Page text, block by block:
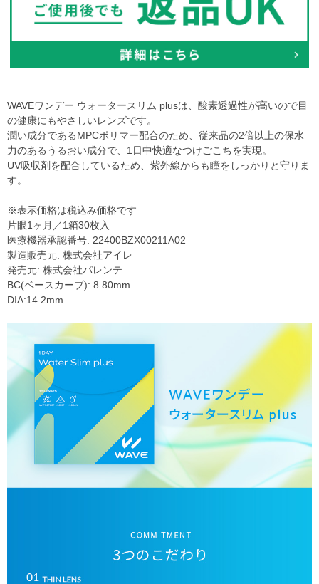
WAVEワンデー ウォータースリム plusは、酸素透過性が高いので目
の健康にもやさしいレンズです。
潤い成分であるMPCポリマー配合のため、従来品の2倍以上の保水
力のあるうるおい成分で、1日中快適なつけごこちを実現。
UV吸収剤を配合しているため、紫外線からも瞳をしっかりと守りま
す。
※表示価格は税込み価格です
片眼1ヶ月／1箱30枚入
医療機器承認番号: 22400BZX00211A02
製造販売元: 株式会社アイレ
発売元: 株式会社パレンテ
BC(ベースカーブ): 8.80mm
DIA:14.2mm